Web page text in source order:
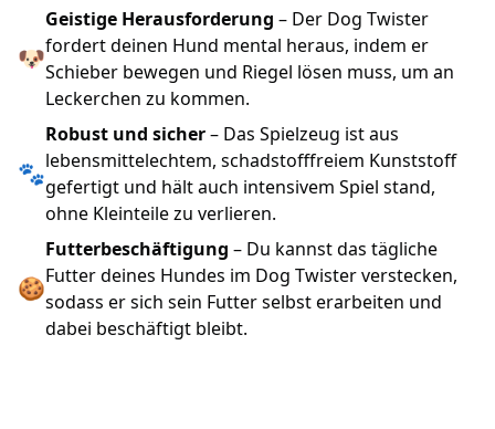
🐶
Geistige Herausforderung – Der Dog Twister
fordert deinen Hund mental heraus, indem er
Schieber bewegen und Riegel lösen muss, um an
Leckerchen zu kommen.
🐾
Robust und sicher– Das Spielzeug ist aus
lebensmittelechtem, schadstofffreiem Kunststoff
gefertigt und hält auch intensivem Spiel stand,
ohne Kleinteile zu verlieren.
🍪
Futterbeschäftigung – Du kannst das tägliche
Futter deines Hundes im Dog Twister verstecken,
sodass er sich sein Futter selbst erarbeiten und
dabei beschäftigt bleibt.